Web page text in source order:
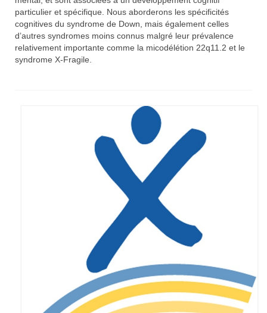
Le Conseil d’Administration
Le Conseil scientifique
Etre membre
Nos revendications
Quand il n’y a pas de diagnostic
A l’annonce du handicap
Parentalité et handicap
Quand nous ne serons plus là
Les formalités administratives
Trouver de l’aide
particulier et spécifique. Nous aborderons les spécificités
cognitives du syndrome de Down, mais également celles
d’autres syndromes moins connus malgré leur prévalence
relativement importante comme la micodélétion 22q11.2 et le
syndrome X-Fragile.